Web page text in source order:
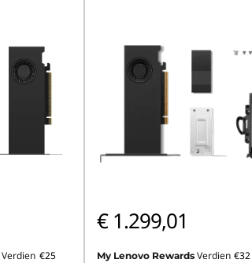
Verdien €25
€ 1.299,01
My Lenovo Rewards Verdien €32